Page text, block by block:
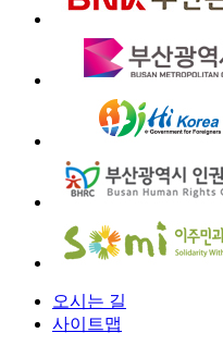
오시는 길
사이트맵